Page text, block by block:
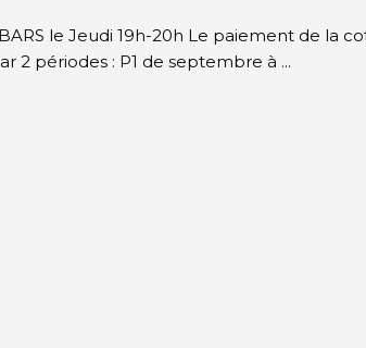
le Jeudi 19h-20h Le paiement de la
2 périodes : P1 de septembre à